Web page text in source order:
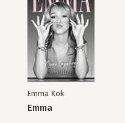
Emma Kok
Emma